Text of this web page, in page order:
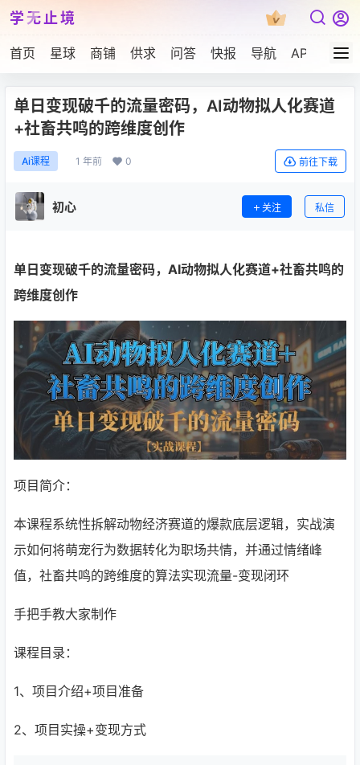
学无止境
首页 星球 商铺 供求 问答 快报 导航 APP下载
单日变现破千的流量密码，AI动物拟人化赛道
+社畜共鸣的跨维度创作
Ai课程 1 年前 0 前往下载
初心 关注 私信
单日变现破千的流量密码，AI动物拟人化赛道+社畜共鸣的
跨维度创作
项目简介：
本课程系统性拆解动物经济赛道的爆款底层逻辑，实战演
示如何将萌宠行为数据转化为职场共情，并通过情绪峰
值，社畜共鸣的跨维度的算法实现流量-变现闭环
手把手教大家制作
课程目录：
1、项目介绍+项目准备
2、项目实操+变现方式